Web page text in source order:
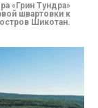
«Грин Тундра»
швартовки к
Шикотан.